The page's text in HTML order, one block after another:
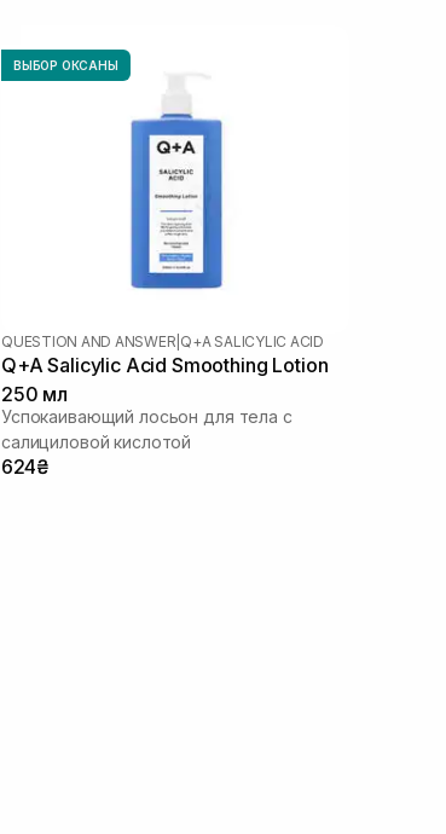
ВЫБОР ОКСАНЫ
QUESTION AND ANSWER Q+A SALICYLIC ACID
Q+A Salicylic Acid Smoothing Lotion
250 мл
Успокаивающий лосьон для тела с
салициловой кислотой
624₴